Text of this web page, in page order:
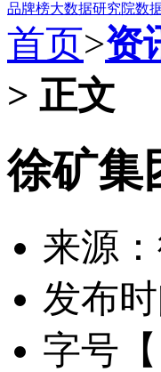
品牌榜大数据研究院数
首页>资
> 正文
徐矿集
来源
发布
字号【